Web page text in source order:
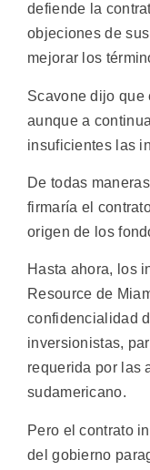
defiende la
objeciones de
mejorar los
Scavone dijo que
aunque a
insuficientes las
De todas
firmaría el
origen de los
Hasta ahora, los
Resource de
confidencialidad
inversionistas,
requerida por las
sudamericano.
Pero el contrato
del gobierno